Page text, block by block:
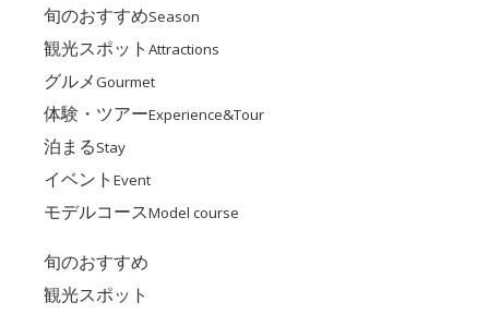
旬のおすすめSeason
観光スポット Attractions
グルメGourmet
体験・ツアーExperience&Tour
泊まるStay
イベント Event
モデルコースModel course
旬のおすすめ
観光スポット